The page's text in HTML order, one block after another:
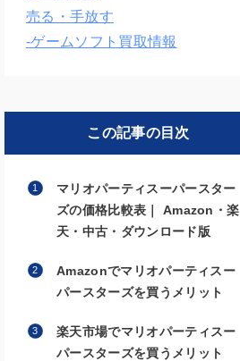
売る・手放す
-ゲームソフト買取情報
この記事の目次
マリオパーティスーパースター
ズの価格比較表｜ Amazon・楽
天・中古・ダウンロード版
Amazonでマリオパーティスー
パースターズを買うメリット
楽天市場でマリオパーティスー
パースターズを買うメリット